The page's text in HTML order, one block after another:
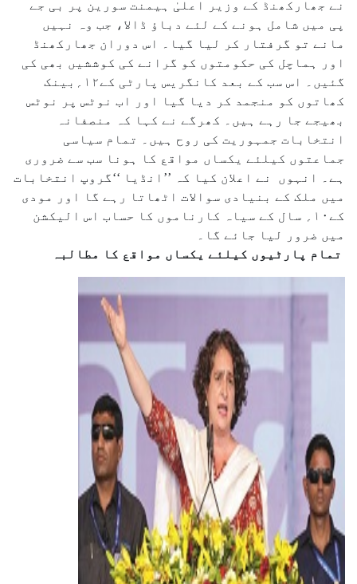
نے جھارکھنڈ کے وزیر اعلیٰ ہیمنت سورین پر بی جے
پی میں شامل ہونے کے لئے دباؤ ڈالا، جب وہ نہیں
مانے تو گرفتار کر لیا گیا۔ اس دوران جھارکھنڈ
اور ہماچل کی حکومتوں کو گرانے کی کوششیں بھی کی
گئیں۔ اس سب کے بعد کانگریس پارٹی کے۱۲؍بینک
کھاتوں کو منجمد کر دیا گیا اور اب نوٹس پر نوٹس
بھیجے جا رہے ہیں۔ کھرگے نے کہا کہ منصفانہ
انتخابات جمہوریت کی روح ہیں۔ تمام سیاسی
جماعتوں کیلئے یکساں مواقع کا ہونا سب سے ضروری
ہے۔ انہوں نے اعلان کیا کہ ’’انڈیا ‘‘گروپ انتخابات
میں ملک کے بنیادی سوالات اٹھاتا رہے گا اور مودی
کے۱۰؍ سال کے سیاہ کارناموں کا حساب اس الیکشن
میں ضرور لیا جائے گا۔
تمام پارٹیوں کیلئے یکساں مواقع کا مطالبہ